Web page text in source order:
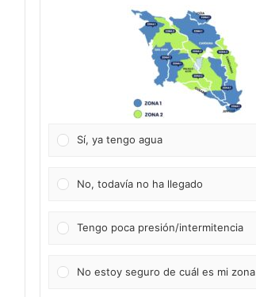
Sí, ya tengo agua
No, todavía no ha llegado
Tengo poca presión/intermitencia
No estoy seguro de cuál es mi zona